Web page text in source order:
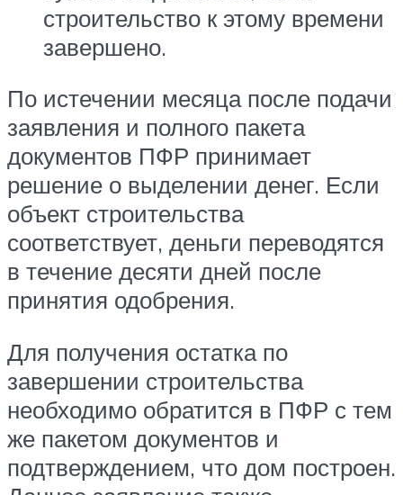
строительство к этому времени
завершено.
По истечении месяца после подачи
заявления и полного пакета
документов ПФР принимает
решение о выделении денег. Если
объект строительства
соответствует, деньги переводятся
в течение десяти дней после
принятия одобрения.
Для получения остатка по
завершении строительства
необходимо обратится в ПФР с тем
же пакетом документов и
подтверждением, что дом построен.